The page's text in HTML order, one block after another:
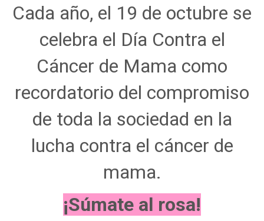
Cada año, el 19 de octubre se
celebra el Día Contra el
Cáncer de Mama como
recordatorio del compromiso
de toda la sociedad en la
lucha contra el cáncer de
mama.
¡Súmate al rosa!